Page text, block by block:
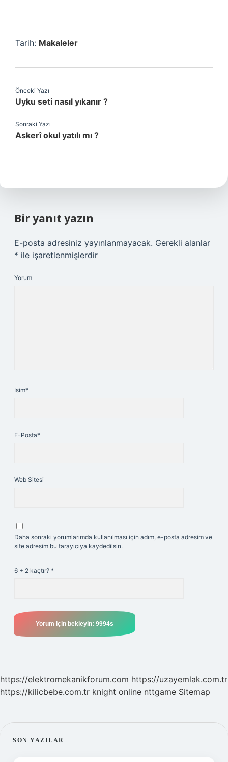
Tarih: Makaleler
Önceki Yazı
Uyku seti nasıl yıkanır ?
Sonraki Yazı
Askerî okul yatılı mı ?
Bir yanıt yazın
E-posta adresiniz yayınlanmayacak. Gerekli alanlar
* ile işaretlenmişlerdir
Yorum
İsim*
E-Posta*
Web Sitesi
Daha sonraki yorumlarımda kullanılması için adım, e-posta adresim ve
site adresim bu tarayıcıya kaydedilsin.
6 + 2 kaçtır? *
https://elektromekanikforum.com https://uzayemlak.com.tr
https://kilicbebe.com.tr knight online nttgame Sitemap
SIDEBAR
SON YAZILAR